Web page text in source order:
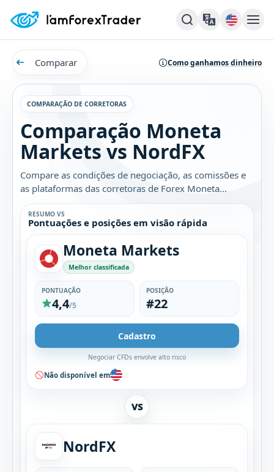
Comparar Como ganhamos dinheiro
COMPARAÇÃO DE CORRETORAS
Comparação Moneta
Markets vs NordFX
Compare as condições de negociação, as comissões e
as plataformas das corretoras de Forex Moneta
Markets e NordFX. Descubra qual é a melhor opção
para você.
RESUMO VS
Pontuações e posições em visão rápida
Moneta Markets
Melhor classificada
PONTUAÇÃO
4,4/5
POSIÇÃO
#22
Cadastro
Negociar CFDs envolve alto risco
Não disponível em
VS
NordFX